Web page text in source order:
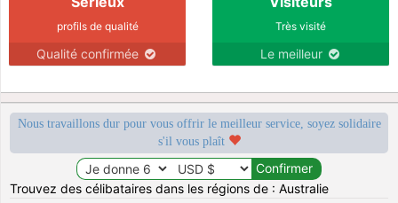
profils de qualité
Qualité confirmée
Très visité
Le meilleur
Nous travaillons dur pour vous offrir le meilleur service, soyez solidaire
s'il vous plaît
Trouvez des célibataires dans les régions de : Australie